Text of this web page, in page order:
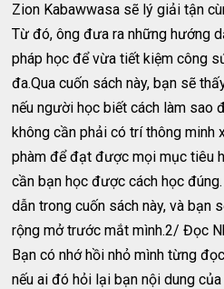
Zion Kabawwasa sẽ lý giải tận
Từ đó, ông đưa ra những hướng
pháp học để vừa tiết kiệm công
đa.Qua cuốn sách này, bạn sẽ
nếu người học biết cách làm sao
không cần phải có trí thông minh
phàm để đạt được mọi mục tiêu
cần bạn học được cách học
dẫn trong cuốn sách này, và bạn
rộng mở trước mắt mình.2/ Đọc
Bạn có nhớ hồi nhỏ mình từng
nếu ai đó hỏi lại bạn nội dung